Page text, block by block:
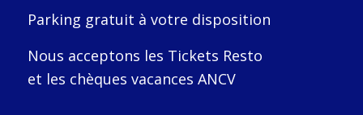
Parking gratuit à votre disposition
Nous acceptons les Tickets Resto
et les chèques vacances ANCV